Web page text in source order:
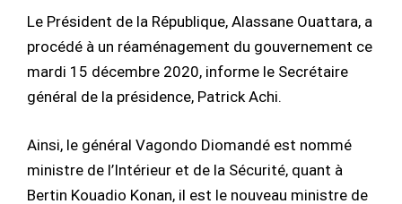
Le Président de la République, Alassane Ouattara, a
procédé à un réaménagement du gouvernement ce
mardi 15 décembre 2020, informe le Secrétaire
général de la présidence, Patrick Achi.
Ainsi, le général Vagondo Diomandé est nommé
ministre de l’Intérieur et de la Sécurité, quant à
Bertin Kouadio Konan, il est le nouveau ministre de